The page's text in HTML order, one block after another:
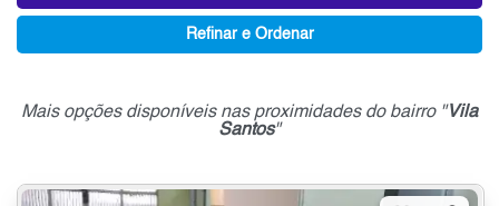
Refinar e Ordenar
Mais opções disponíveis nas proximidades do bairro "Vila
Santos"